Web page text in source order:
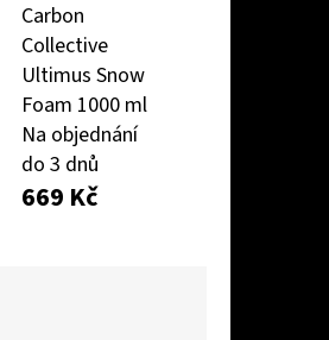
Carbon
Collective
Ultimus Snow
Foam 1000 ml
Na objednání
do 3 dnů
669 Kč
Následující